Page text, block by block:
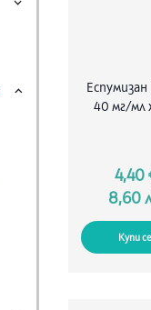
Еспумизан
40 мг/мл
4,40
8,60
Купи